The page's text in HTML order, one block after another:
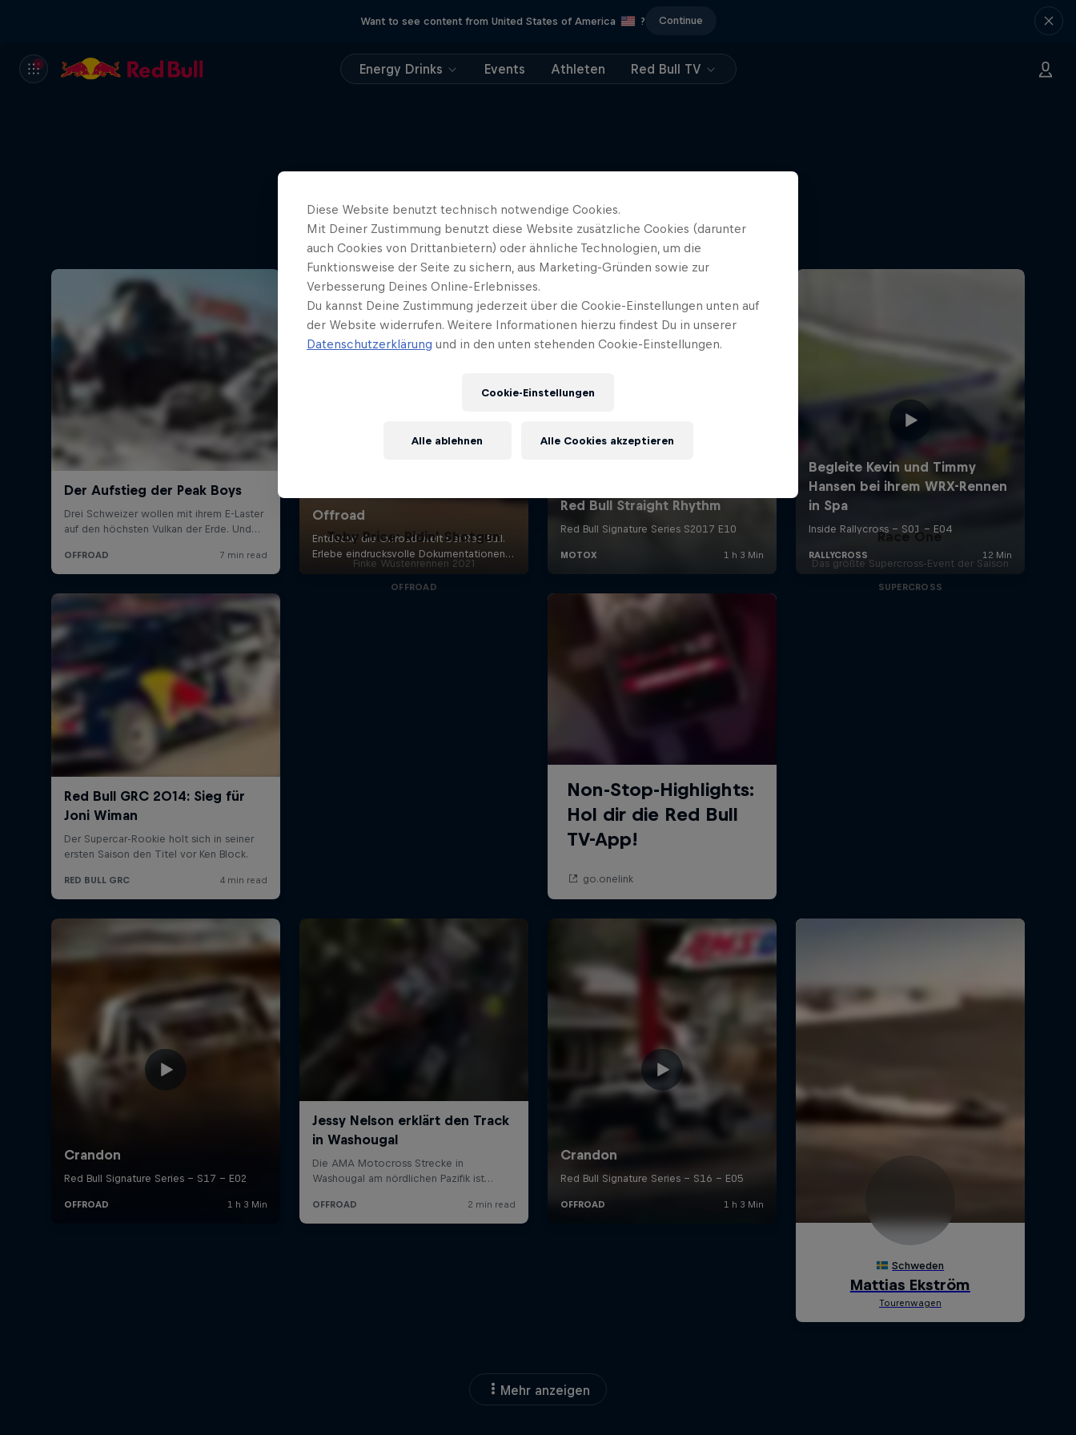
Want to see content from United States of America ? Continue
Energy Drinks Events Athleten Red Bull TV
Mehr davon
Toby Price: Ridin’ Shotgun
Finke Wüstenrennen 2021
OFFROAD
Race One
Das größte Supercross-Event der Saison
SUPERCROSS
Mehr anzeigen
Diese Website benutzt technisch notwendige Cookies.
Mit Deiner Zustimmung benutzt diese Website zusätzliche Cookies (darunter
auch Cookies von Drittanbietern) oder ähnliche Technologien, um die
Funktionsweise der Seite zu sichern, aus Marketing-Gründen sowie zur
Verbesserung Deines Online-Erlebnisses.
Du kannst Deine Zustimmung jederzeit über die Cookie-Einstellungen unten auf
der Website widerrufen. Weitere Informationen hierzu findest Du in unserer
Datenschutzerklärung und in den unten stehenden Cookie-Einstellungen.
Cookie-Einstellungen
Alle ablehnen Alle Cookies akzeptieren